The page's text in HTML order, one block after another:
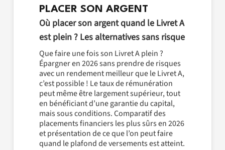
PLACER SON ARGENT
Où placer son argent quand le Livret A
est plein ? Les alternatives sans risque
Que faire une fois son Livret A plein ?
Épargner en 2026 sans prendre de risques
avec un rendement meilleur que le Livret A,
c’est possible ! Le taux de rémunération
peut même être largement supérieur, tout
en bénéficiant d’une garantie du capital,
mais sous conditions. Comparatif des
placements financiers les plus sûrs en 2026
et présentation de ce que l’on peut faire
quand le plafond de versements est atteint.